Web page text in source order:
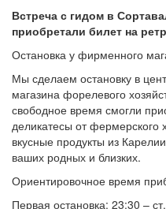
Встреча с гидом в
приобретали билет на
Остановка у фирменного
Мы сделаем остановку в
магазина форелевого
свободное время смогли
деликатесы от фермерского
вкусные продукты из
ваших родных и близких.
Ориентировочное время
Первая остановка: 23:30 –